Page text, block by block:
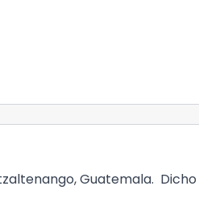
Guatemala. Dicho